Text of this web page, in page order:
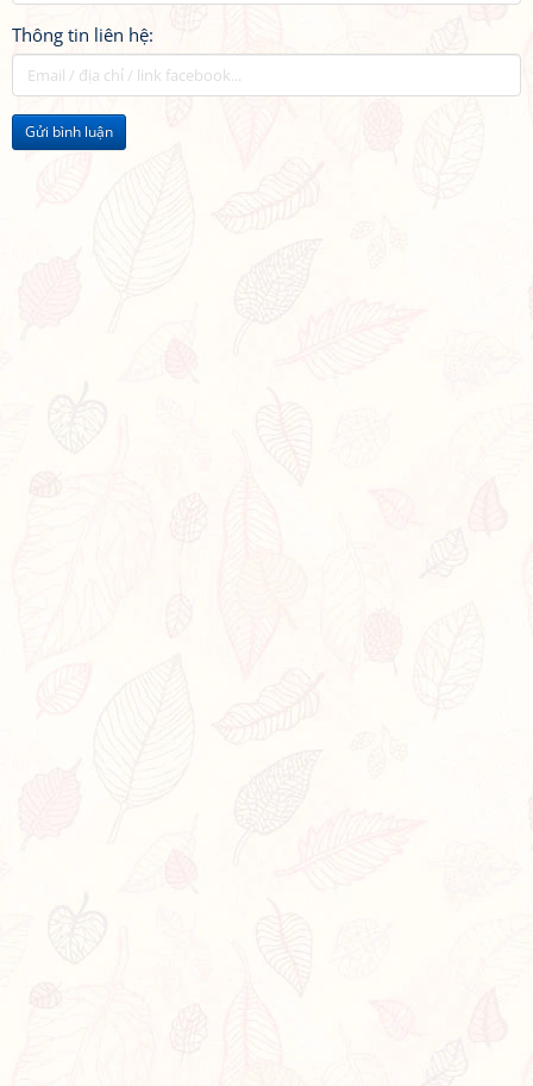
Thông tin liên hệ:
Gửi bình luận